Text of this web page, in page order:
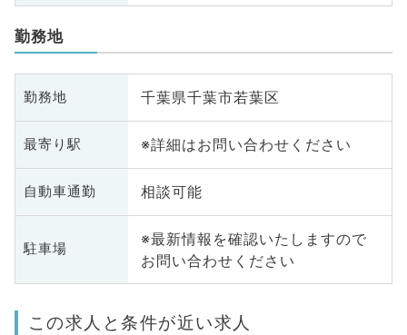
勤務地
勤務地 千葉県千葉市若葉区
最寄り駅 ※詳細はお問い合わせください
自動車通勤 相談可能
駐車場
※最新情報を確認いたしますので
お問い合わせください
この求人と条件が近い求人